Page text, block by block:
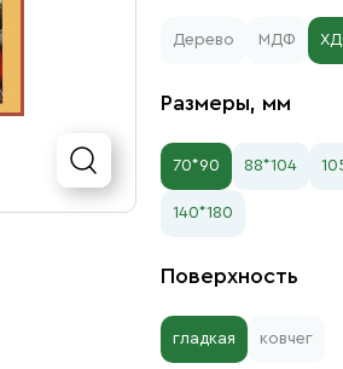
Дерево МДФ
Размеры, мм
70*90 88*104
140*180
Поверхность
гладкая ковчег